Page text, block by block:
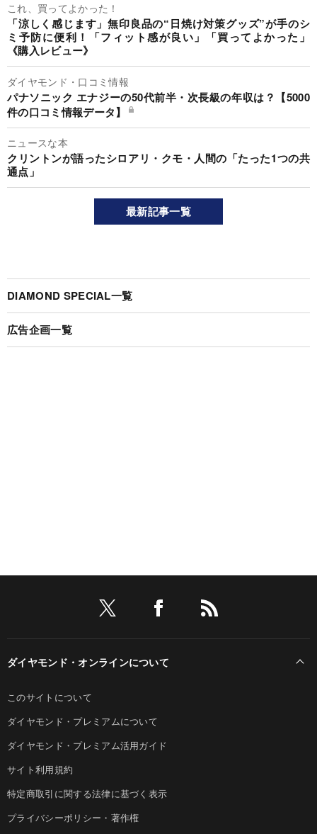
これ、買ってよかった！
「涼しく感じます」無印良品の“日焼け対策グッズ”が手のシ
ミ予防に便利！「フィット感が良い」「買ってよかった」
《購入レビュー》
ダイヤモンド・口コミ情報
パナソニック エナジーの50代前半・次長級の年収は？【5000
件の口コミ情報データ】
ニュースな本
クリントンが語ったシロアリ・クモ・人間の「たった1つの共
通点」
最新記事一覧
DIAMOND SPECIAL一覧
広告企画一覧
ダイヤモンド・オンラインについて
このサイトについて
ダイヤモンド・プレミアムについて
ダイヤモンド・プレミアム活用ガイド
サイト利用規約
特定商取引に関する法律に基づく表示
プライバシーポリシー・著作権